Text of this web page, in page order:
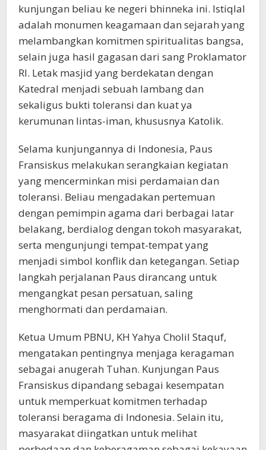
kunjungan beliau ke negeri bhinneka ini. Istiqlal
adalah monumen keagamaan dan sejarah yang
melambangkan komitmen spiritualitas bangsa,
selain juga hasil gagasan dari sang Proklamator
RI. Letak masjid yang berdekatan dengan
Katedral menjadi sebuah lambang dan
sekaligus bukti toleransi dan kuat ya
kerumunan lintas-iman, khususnya Katolik.
Selama kunjungannya di Indonesia, Paus
Fransiskus melakukan serangkaian kegiatan
yang mencerminkan misi perdamaian dan
toleransi. Beliau mengadakan pertemuan
dengan pemimpin agama dari berbagai latar
belakang, berdialog dengan tokoh masyarakat,
serta mengunjungi tempat-tempat yang
menjadi simbol konflik dan ketegangan. Setiap
langkah perjalanan Paus dirancang untuk
mengangkat pesan persatuan, saling
menghormati dan perdamaian.
Ketua Umum PBNU, KH Yahya Cholil Staquf,
mengatakan pentingnya menjaga keragaman
sebagai anugerah Tuhan. Kunjungan Paus
Fransiskus dipandang sebagai kesempatan
untuk memperkuat komitmen terhadap
toleransi beragama di Indonesia. Selain itu,
masyarakat diingatkan untuk melihat